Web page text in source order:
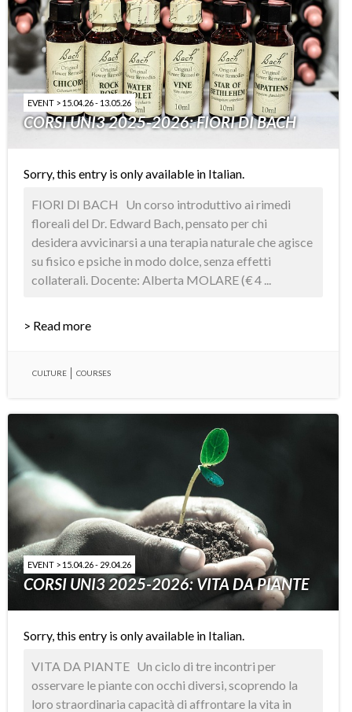
EVENT > 15.04.26 - 13.05.26
CORSI UNI3 2025-2026: FIORI DI BACH
Sorry, this entry is only available in Italian.
FIORI DI BACH Un corso introduttivo ai rimedi
floreali del Dr. Edward Bach, pensato per chi
desidera avvicinarsi a una terapia naturale che agisce
su fisico e psiche in modo dolce, senza effetti
collaterali. Docente: Alberta MOLARE (€ 4 ...
> Read more
CULTURE COURSES
EVENT > 15.04.26 - 29.04.26
CORSI UNI3 2025-2026: VITA DA PIANTE
Sorry, this entry is only available in Italian.
VITA DA PIANTE Un ciclo di tre incontri per
osservare le piante con occhi diversi, scoprendo la
loro straordinaria capacità di affrontare la vita in